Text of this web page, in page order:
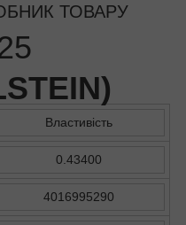
ТОВАРУ
)
Властивість
0.43400
4016995290